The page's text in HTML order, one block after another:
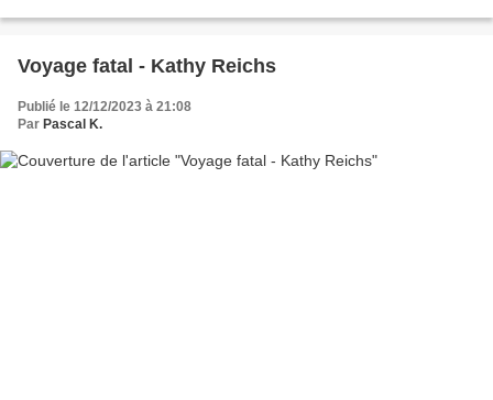
Voyage fatal - Kathy Reichs
Publié le 12/12/2023 à 21:08
Par Pascal K.